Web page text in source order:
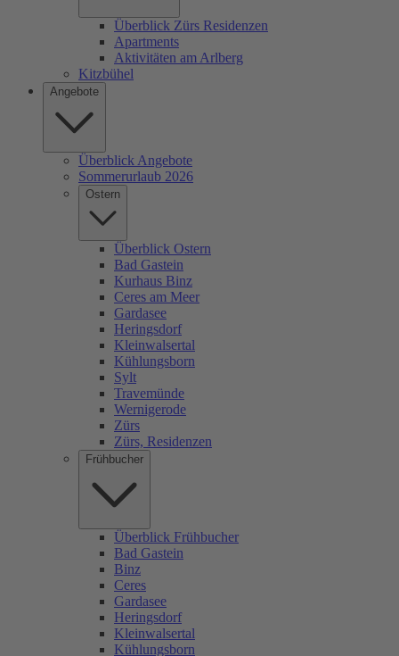
Überblick Zürs Residenzen
Apartments
Aktivitäten am Arlberg
Kitzbühel
Angebote
Überblick Angebote
Sommerurlaub 2026
Ostern
Überblick Ostern
Bad Gastein
Kurhaus Binz
Ceres am Meer
Gardasee
Heringsdorf
Kleinwalsertal
Kühlungsborn
Sylt
Travemünde
Wernigerode
Zürs
Zürs, Residenzen
Frühbucher
Überblick Frühbucher
Bad Gastein
Binz
Ceres
Gardasee
Heringsdorf
Kleinwalsertal
Kühlungsborn